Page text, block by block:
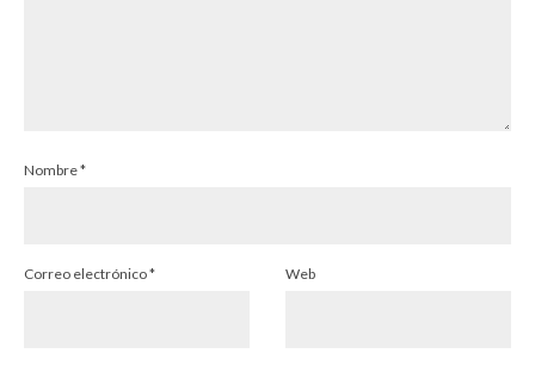
Nombre*
Correo electrónico* Web